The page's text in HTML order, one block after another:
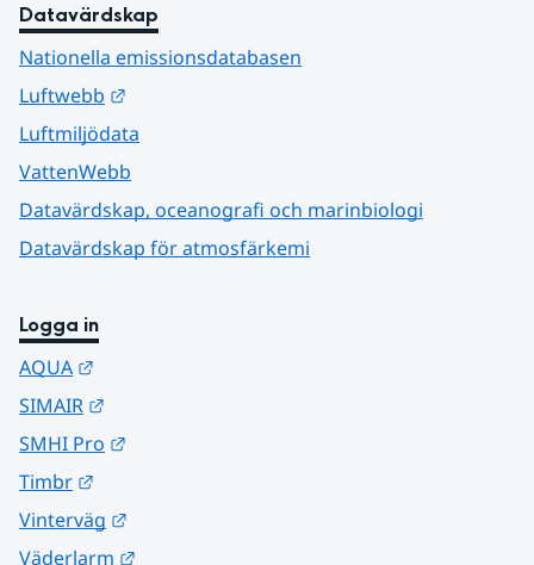
Datavärdskap
Nationella emissionsdatabasen
Luftwebb
Luftmiljödata
VattenWebb
Datavärdskap, oceanografi och marinbiologi
Datavärdskap för atmosfärkemi
Logga in
AQUA
SIMAIR
SMHI Pro
Timbr
Vinterväg
Väderlarm